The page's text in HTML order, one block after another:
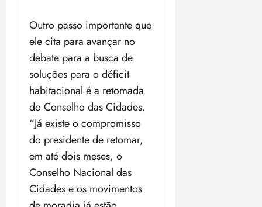
Outro passo importante que
ele cita para avançar no
debate para a busca de
soluções para o déficit
habitacional é a retomada
do Conselho das Cidades.
“Já existe o compromisso
do presidente de retomar,
em até dois meses, o
Conselho Nacional das
Cidades e os movimentos